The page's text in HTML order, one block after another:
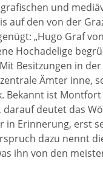
und
auf den von der
„Hugo Graf
Hochadelige
Besitzungen in
Ämter inne,
Bekannt ist
deutet das
Erinnerung, erst
dazu nennt
ihn von den